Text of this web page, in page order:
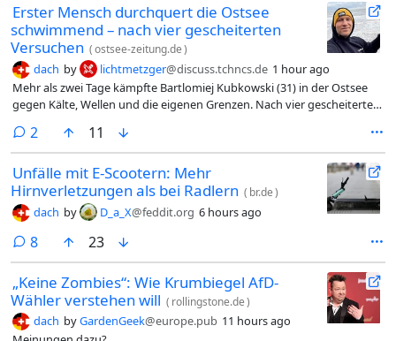
Erster Mensch durchquert die Ostsee
schwimmend – nach vier gescheiterten
Versuchen (ostsee-zeitung.de)
dach by lichtmetzger@discuss.tchncs.de 1 hour ago
Mehr als zwei Tage kämpfte Bartlomiej Kubkowski (31) in der Ostsee
gegen Kälte, Wellen und die eigenen Grenzen. Nach vier gescheiterten
mit einem Ziel, das vor ihm noch niemand erreicht hatte.
2 comments
11
Unfälle mit E-Scootern: Mehr
Hirnverletzungen als bei Radlern ( br.de)
dach by D_a_X@feddit.org 6 hours ago
8comments
23
„Keine Zombies“: Wie Krumbiegel AfD-
Wähler verstehen will ( rollingstone.de)
dach byGardenGeek@europe.pub 11 hours ago